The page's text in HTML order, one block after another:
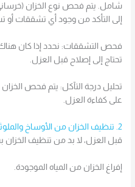
شامل. يتم فحص نوع الخزان
إلى التأكد من وجود أي تشققات أو
فحص التشققات: نحدد إذا كان
تحتاج إلى إصلاح قبل العزل.
تحليل درجة التآكل: يتم فحص الخزان
على كفاءة العزل.
2. تنظيف الخزان من الأوساخ والملوثات
قبل العزل، لا بد من تنظيف
إفراغ الخزان من المياه الموجودة.